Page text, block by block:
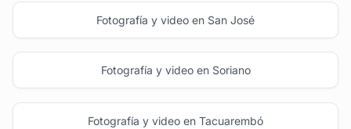
Fotografía y video en San José
Fotografía y video en Soriano
Fotografía y video en Tacuarembó